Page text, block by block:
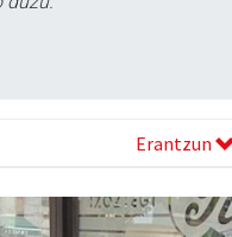
Erantzun